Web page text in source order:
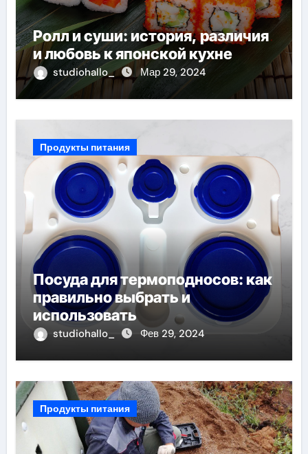
Ролл и суши: история, различия
и любовь к японской кухне
studiohallo_ Мар 29, 2024
Продукты питания
Посуда для термоподносов: как
правильно выбрать и
использовать
studiohallo_ Фев 29, 2024
Продукты питания